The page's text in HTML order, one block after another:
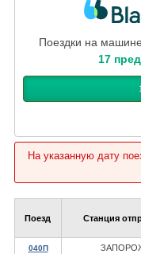
Поездки на
17
На указанную дату
Поезд Станция
040П